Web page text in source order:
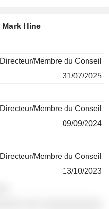
Hine
Directeur/Membre du Conseil
31/07/2025
Directeur/Membre du Conseil
09/09/2024
Directeur/Membre du Conseil
13/10/2023